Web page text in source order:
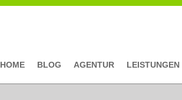
HOME BLOG AGENTUR LEISTUNGEN